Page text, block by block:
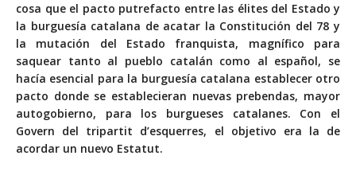
cosa que el pacto putrefacto entre las élites del Estado y
la burguesía catalana de acatar la Constitución del 78 y
la mutación del Estado franquista, magnífico para
saquear tanto al pueblo catalán como al español, se
hacía esencial para la burguesía catalana establecer otro
pacto donde se establecieran nuevas prebendas, mayor
autogobierno, para los burgueses catalanes. Con el
Govern del tripartit d’esquerres, el objetivo era la de
acordar un nuevo Estatut.